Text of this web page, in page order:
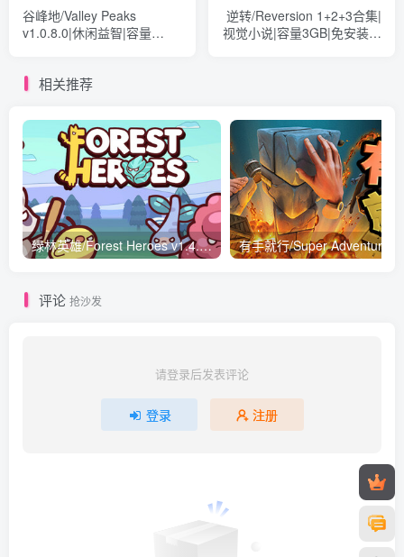
谷峰地/Valley Peaks
v1.0.8.0|休闲益智|容量
逆转/Reversion 1+2+3合集|
视觉小说|容量3GB|免安装绿
相关推荐
绿林英雄/Forest Heroes v1.4.1.8|策略战棋|容量1.1GB|免安装绿色中文版
评论 抢沙发
请登录后发表评论
登录 注册